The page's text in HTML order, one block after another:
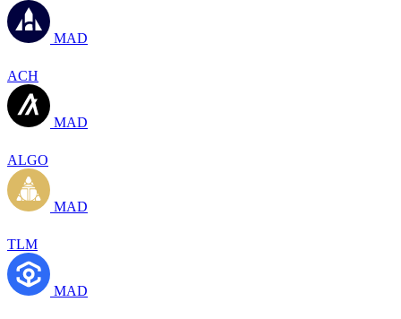
MAD
ACH
MAD
ALGO
MAD
TLM
MAD